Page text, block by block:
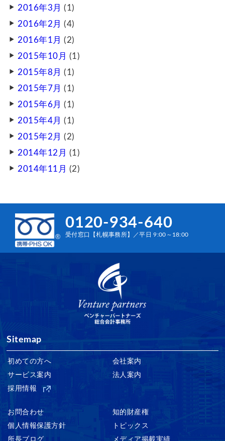
2016年3月 (1)
2016年2月 (4)
2016年1月 (2)
2015年10月 (1)
2015年8月 (1)
2015年7月 (1)
2015年6月 (1)
2015年4月 (1)
2015年2月 (2)
2014年12月 (1)
2014年11月 (2)
0120-934-640
受付窓口【札幌事務所】／平日 9:00～18:00
Sitemap
初めての方へ
会社案内
サービス案内
法人案内
採用情報
お問合わせ
知的財産権
個人情報保護方針
トピックス
所長ブログ
メディア掲載実績